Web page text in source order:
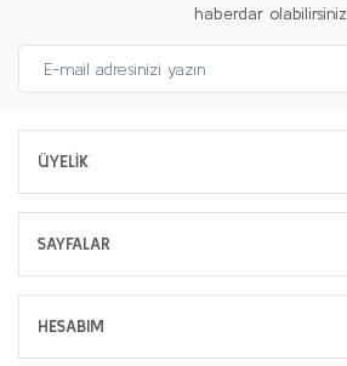
haberdar olabilirsiniz.
ÜYELİK
SAYFALAR
HESABIM